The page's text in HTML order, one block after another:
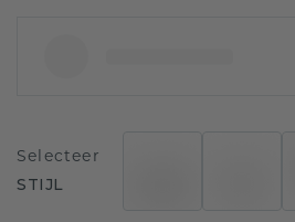
Selecteer
STIJL